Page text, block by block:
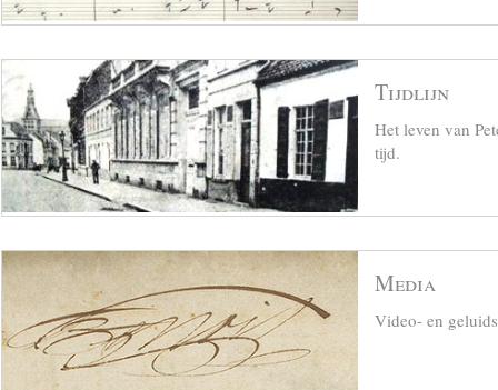
Tijdlijn
Het leven van
tijd.
Media
Video- en